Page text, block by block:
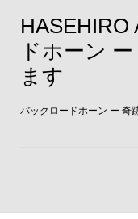
ドホーン
ます
バックロードホーン ー 奇